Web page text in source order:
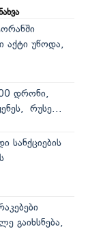
აქტი უწოდა,
დრონი,
რუსე...
სანქციების
გაიხსნება,